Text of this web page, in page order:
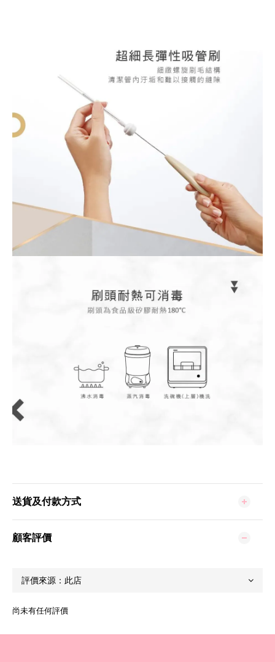
送貨及付款方式
顧客評價
尚未有任何評價